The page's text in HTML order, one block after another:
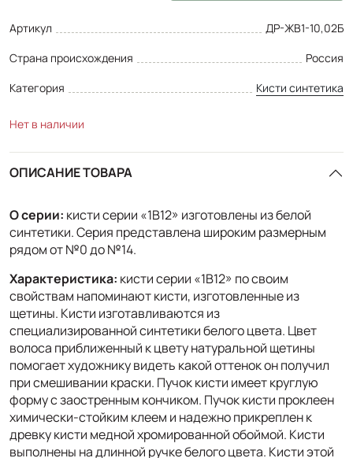
Артикул
ДР-ЖВ1-10,02Б
Страна происхождения
Россия
Категория
Кисти синтетика
Нет в наличии
ОПИСАНИЕ ТОВАРА
О серии: кисти серии «1B12» изготовлены из белой
синтетики. Серия представлена широким размерным
рядом от №0 до №14.
Характеристика: кисти серии «1B12» по своим
свойствам напоминают кисти, изготовленные из
щетины. Кисти изготавливаются из
специализированной синтетики белого цвета. Цвет
волоса приближенный к цвету натуральной щетины
помогает художнику видеть какой оттенок он получил
при смешивании краски. Пучок кисти имеет круглую
форму с заостренным кончиком. Пучок кисти проклеен
химически-стойким клеем и надежно прикреплен к
древку кисти медной хромированной обоймой. Кисти
выполнены на длинной ручке белого цвета. Кисти этой